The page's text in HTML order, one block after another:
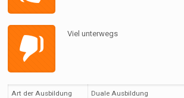
Viel unterwegs
Art der Ausbildung Duale Ausbildung